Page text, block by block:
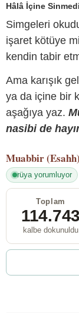
Hâlâ İçine
Simgeleri
işaret kötüye
kendin tabir
Ama karışık
ya da içine bir
aşağıya yaz.
nasibi de
Muabbir (Esahh)
rüya yorumluyor
Toplam
114.743
kalbe dokunuldu